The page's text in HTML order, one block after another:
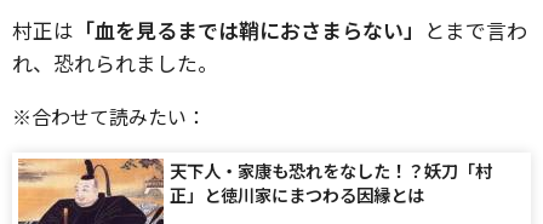
村正は 「血を見るまでは鞘におさまらない」 とまで言わ
れ、恐れられました。
※合わせて読みたい：
天下人・家康も恐れをなした！？妖刀「村
正」と徳川家にまつわる因縁とは